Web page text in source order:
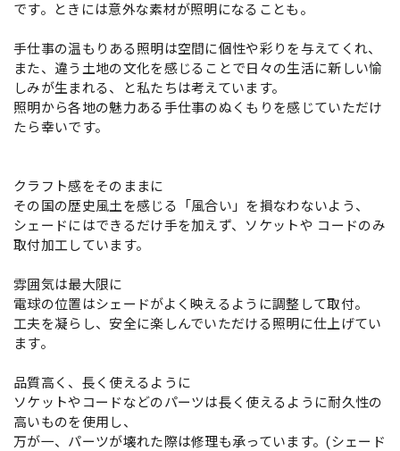
です。ときには意外な素材が照明になることも。
手仕事の温もりある照明は空間に個性や彩りを与えてくれ、
また、違う土地の文化を感じることで日々の生活に新しい愉
しみが生まれる、と私たちは考えています。
照明から各地の魅力ある手仕事のぬくもりを感じていただけ
たら幸いです。
クラフト感をそのままに
その国の歴史風土を感じる「風合い」を損なわないよう、
シェードにはできるだけ手を加えず、ソケットや コードのみ
取付加工しています。
雰囲気は最大限に
電球の位置はシェードがよく映えるように調整して取付。
工夫を凝らし、安全に楽しんでいただける照明に仕上げてい
ます。
品質高く、長く使えるように
ソケットやコードなどのパーツは長く使えるように耐久性の
高いものを使用し、
万が一、パーツが壊れた際は修理も承っています。(シェード